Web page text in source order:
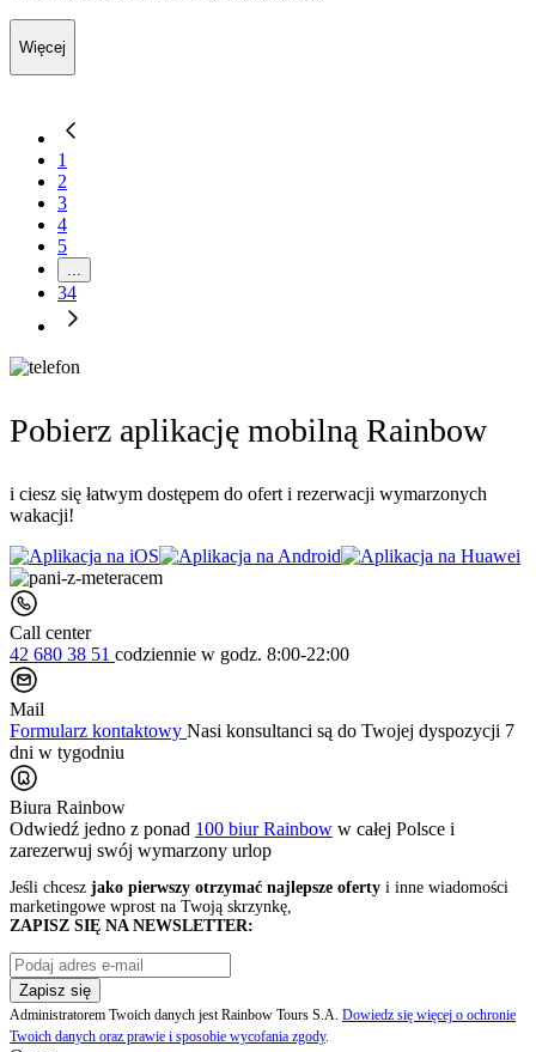
Więcej
1
2
3
4
5
...
34
Pobierz aplikację mobilną Rainbow
i ciesz się łatwym dostępem do ofert i rezerwacji wymarzonych
wakacji!
Call center
42 680 38 51 codziennie w godz. 8:00-22:00
Mail
Formularz kontaktowy Nasi konsultanci są do Twojej dyspozycji 7
dni w tygodniu
Biura Rainbow
Odwiedź jedno z ponad 100 biur Rainbow w całej Polsce i
zarezerwuj swój wymarzony urlop
Jeśli chcesz jako pierwszy otrzymać najlepsze oferty i inne wiadomości
marketingowe wprost na Twoją skrzynkę,
ZAPISZ SIĘ NA NEWSLETTER:
Zapisz się
Administratorem Twoich danych jest Rainbow Tours S.A. Dowiedz się więcej o ochronie
Twoich danych oraz prawie i sposobie wycofania zgody.